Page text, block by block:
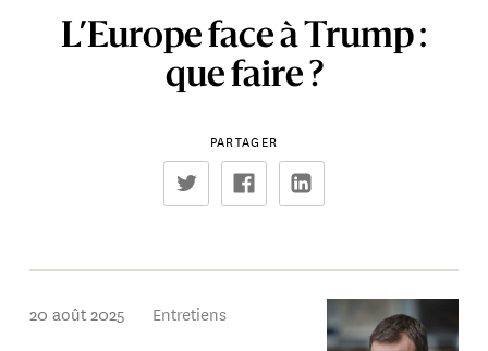
L’Europe face à Trump :
que faire ?
PARTAGER
20 août 2025 Entretiens